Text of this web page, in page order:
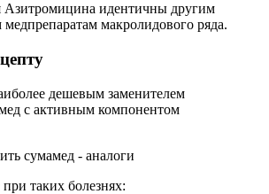
Азитромицина идентичны другим
макролидового ряда.
дешевым заменителем
с активным компонентом
таких болезнях: